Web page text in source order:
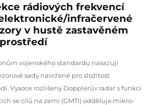
rádiových frekvencí
infračervené
v hustě zastavěném
vojenského standardu nasazují
sady navržené pro složitost
Vysoce rozlišený Dopplerův radar s funkcí
se cílů na zemi (GMTI) odděluje mikro-